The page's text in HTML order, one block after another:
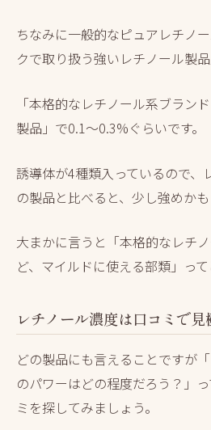
ちなみに一般的なピュアレチノ
クで取り扱う強いレチノール製
「本格的なレチノール系ブラン
製品」で0.1～0.3%ぐらいです。
誘導体が4種類入っているので、
の製品と比べると、少し強めかも
大まかに言うと「本格的なレチ
ど、マイルドに使える部類」って
レチノール濃度は口コミで見
どの製品にも言えることですが
のパワーはどの程度だろう？」
ミを探してみましょう。